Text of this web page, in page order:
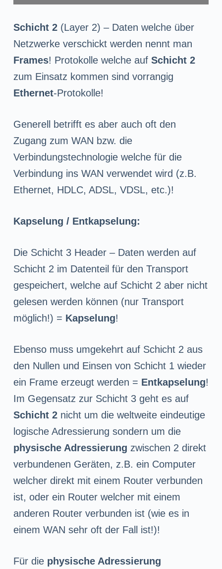
Schicht 2(Layer 2) – Daten welche über
Netzwerke verschickt werden nennt man
Frames! Protokolle welche auf Schicht 2
zum Einsatz kommen sind vorrangig
Ethernet-Protokolle!
Generell betrifft es aber auch oft den
Zugang zum WAN bzw. die
Verbindungstechnologie welche für die
Verbindung ins WAN verwendet wird (z.B.
Ethernet, HDLC, ADSL, VDSL, etc.)!
Kapselung / Entkapselung:
Die Schicht 3 Header – Daten werden auf
Schicht 2 im Datenteil für den Transport
gespeichert, welche auf Schicht 2 aber nicht
gelesen werden können (nur Transport
möglich!) = Kapselung!
Ebenso muss umgekehrt auf Schicht 2 aus
den Nullen und Einsen von Schicht 1 wieder
ein Frame erzeugt werden = Entkapselung!
Im Gegensatz zur Schicht 3 geht es auf
Schicht 2nicht um die weltweite eindeutige
logische Adressierung sondern um die
physische Adressierung zwischen 2 direkt
verbundenen Geräten, z.B. ein Computer
welcher direkt mit einem Router verbunden
ist, oder ein Router welcher mit einem
anderen Router verbunden ist (wie es in
einem WAN sehr oft der Fall ist!)!
Für die physische Adressierung